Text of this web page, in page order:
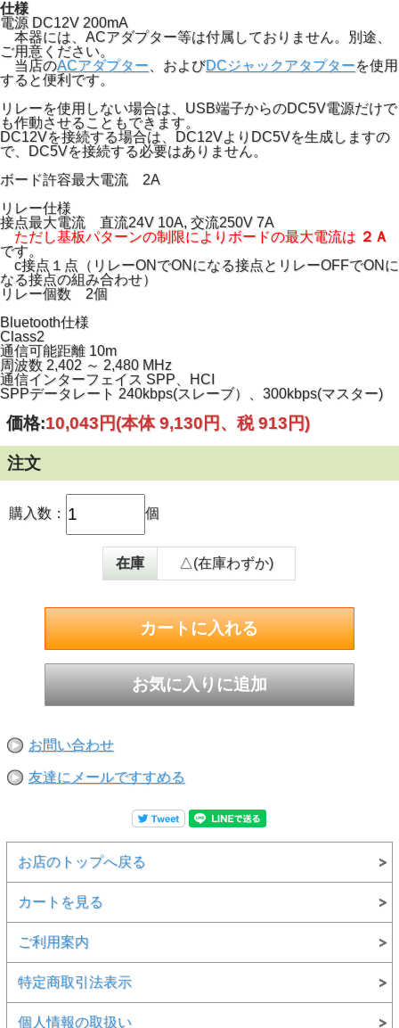
仕様
電源 DC12V 200mA
本器には、ACアダプター等は付属しておりません。別途、
ご用意ください。
当店のACアダプター 、およびDCジャックアタプターを使用
すると便利です。
リレーを使用しない場合は、USB端子からのDC5V電源だけで
も作動させることもできます。
DC12Vを接続する場合は、DC12VよりDC5Vを生成しますの
で、DC5Vを接続する必要はありません。
ボード許容最大電流 2A
リレー仕様
接点最大電流 直流24V 10A, 交流250V 7A
ただし基板パターンの制限によりボードの最大電流は ２Ａ
です。
c接点１点（リレーONでONになる接点とリレーOFFでONに
なる接点の組み合わせ）
リレー個数 2個
Bluetooth仕様
Class2
通信可能距離 10m
周波数 2,402 ～ 2,480 MHz
通信インターフェイス SPP、HCI
SPPデータレート 240kbps(スレーブ）、300kbps(マスター)
価格:10,043円(本体 9,130円、税 913円)
注文
購入数： 個
在庫 △(在庫わずか)
お問い合わせ
友達にメールですすめる
お店のトップへ戻る
カートを見る
ご利用案内
特定商取引法表示
個人情報の取扱い